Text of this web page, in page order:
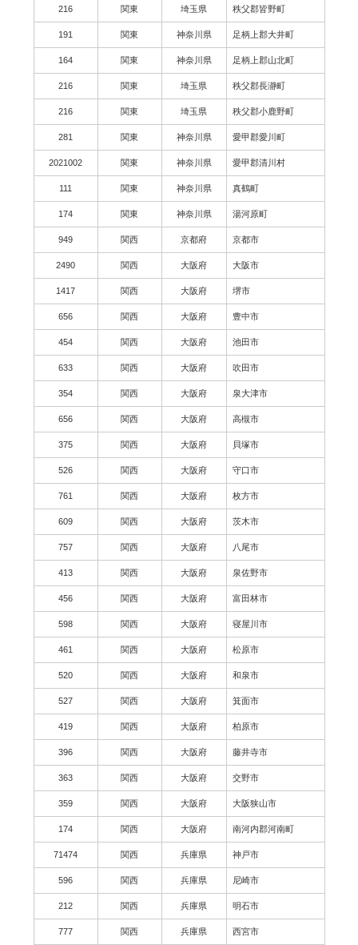
216 関東 埼玉県 秩父郡皆野町
191 関東 神奈川県 足柄上郡大井町
164 関東 神奈川県 足柄上郡山北町
216 関東 埼玉県 秩父郡長瀞町
216 関東 埼玉県 秩父郡小鹿野町
281 関東 神奈川県 愛甲郡愛川町
2021002 関東 神奈川県 愛甲郡清川村
111 関東 神奈川県 真鶴町
174 関東 神奈川県 湯河原町
949 関西 京都府 京都市
2490 関西 大阪府 大阪市
1417 関西 大阪府 堺市
656 関西 大阪府 豊中市
454 関西 大阪府 池田市
633 関西 大阪府 吹田市
354 関西 大阪府 泉大津市
656 関西 大阪府 高槻市
375 関西 大阪府 貝塚市
526 関西 大阪府 守口市
761 関西 大阪府 枚方市
609 関西 大阪府 茨木市
757 関西 大阪府 八尾市
413 関西 大阪府 泉佐野市
456 関西 大阪府 富田林市
598 関西 大阪府 寝屋川市
461 関西 大阪府 松原市
520 関西 大阪府 和泉市
527 関西 大阪府 箕面市
419 関西 大阪府 柏原市
396 関西 大阪府 藤井寺市
363 関西 大阪府 交野市
359 関西 大阪府 大阪狭山市
174 関西 大阪府 南河内郡河南町
71474 関西 兵庫県 神戸市
596 関西 兵庫県 尼崎市
212 関西 兵庫県 明石市
777 関西 兵庫県 西宮市